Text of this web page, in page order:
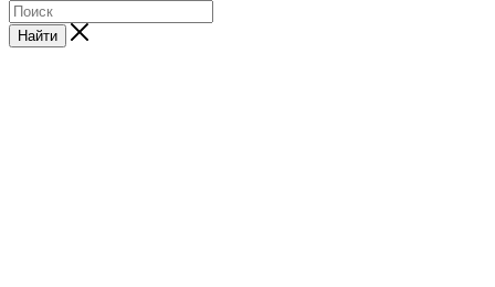
Найти